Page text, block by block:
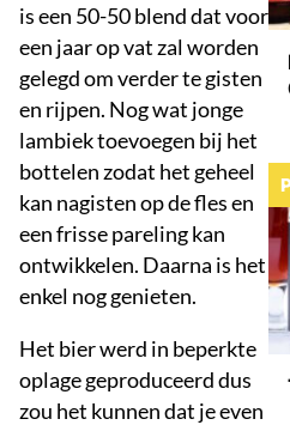
is een 50-50 blend dat voor
een jaar op vat zal worden
gelegd om verder te gisten
en rijpen. Nog wat jonge
lambiek toevoegen bij het
bottelen zodat het geheel
kan nagisten op de fles en
een frisse pareling kan
ontwikkelen. Daarna is het
enkel nog genieten.
Het bier werd in beperkte
oplage geproduceerd dus
zou het kunnen dat je even